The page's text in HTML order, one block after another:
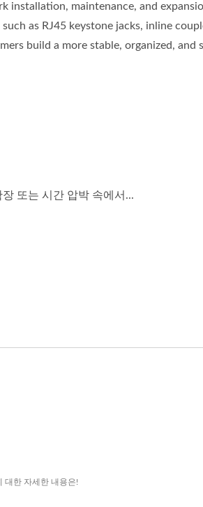
maintenance, and
as RJ45 keystone jacks, inline
build a more stable, organized, and
또는 시간 압박 속에서...
대한 자세한 내용은!